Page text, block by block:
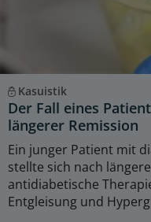
Kasuistik
Der Fall eines
längerer Remission
Ein junger Patient mit
stellte sich nach
antidiabetische
Entgleisung und